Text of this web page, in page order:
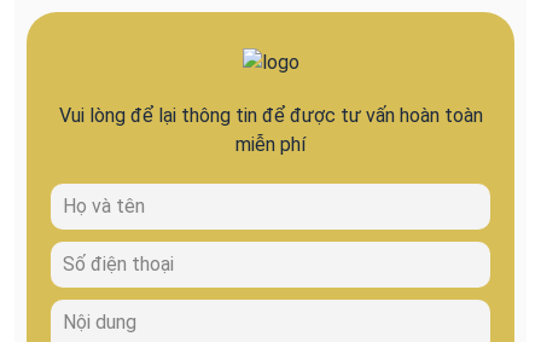
Vui lòng để lại thông tin để được tư vấn hoàn toàn
miễn phí